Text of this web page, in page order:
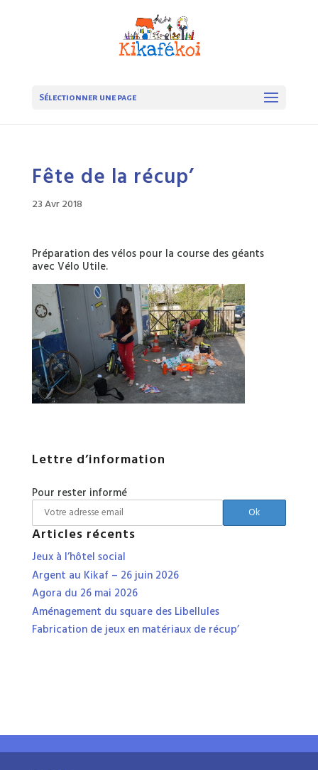
Sélectionner une page
Fête de la récup’
23 Avr 2018
Préparation des vélos pour la course des géants
avec Vélo Utile.
Lettre d’information
Pour rester informé
Articles récents
Jeux à l’hôtel social
Argent au Kikaf – 26 juin 2026
Agora du 26 mai 2026
Aménagement du square des Libellules
Fabrication de jeux en matériaux de récup’